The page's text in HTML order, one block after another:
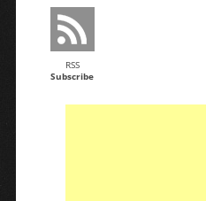
RSS
Subscribe